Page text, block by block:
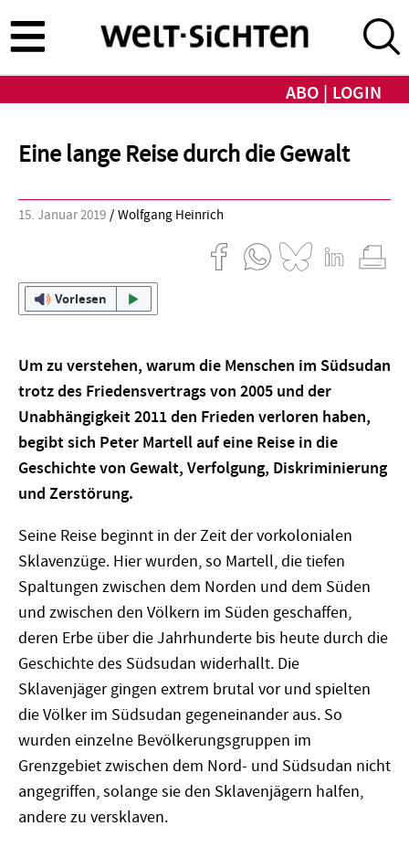
zum
Inhalt
ABO LOGIN
Eine lange Reise durch die Gewalt
15. Januar 2019 Wolfgang Heinrich
Vorlesen
Um zu verstehen, warum die Menschen im Südsudan
trotz des Friedensvertrags von 2005 und der
Unabhängigkeit 2011 den Frieden verloren haben,
begibt sich Peter Martell auf eine Reise in die
Geschichte von Gewalt, Verfolgung, Diskriminierung
und Zerstörung.
Seine Reise beginnt in der Zeit der vorkolonialen
Sklavenzüge. Hier wurden, so Martell, die tiefen
Spaltungen zwischen dem Norden und dem Süden
und zwischen den Völkern im Süden geschaffen,
deren Erbe über die Jahrhunderte bis heute durch die
Geschichte des Südsudan widerhallt. Die
Sklavenjäger gingen extrem brutal vor und spielten
die Völker im Südsudan gegeneinander aus. So
wurden einzelne Bevölkerungsgruppen im
Grenzgebiet zwischen dem Nord- und Südsudan nicht
angegriffen, solange sie den Sklavenjägern halfen,
andere zu versklaven.